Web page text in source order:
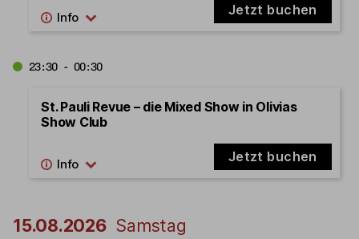
Jetzt buchen
23:30 - 00:30
St. Pauli Revue – die Mixed Show in Olivias
Show Club
Jetzt buchen
15.08.2026 Samstag